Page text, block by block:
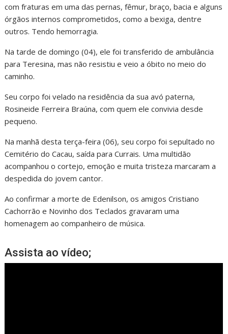
com fraturas em uma das pernas, fêmur, braço, bacia e alguns
órgãos internos comprometidos, como a bexiga, dentre
outros. Tendo hemorragia.
Na tarde de domingo (04), ele foi transferido de ambulância
para Teresina, mas não resistiu e veio a óbito no meio do
caminho.
Seu corpo foi velado na residência da sua avó paterna,
Rosineide Ferreira Braúna, com quem ele convivia desde
pequeno.
Na manhã desta terça-feira (06), seu corpo foi sepultado no
Cemitério do Cacau, saída para Currais. Uma multidão
acompanhou o cortejo, emoção e muita tristeza marcaram a
despedida do jovem cantor.
Ao confirmar a morte de Edenilson, os amigos Cristiano
Cachorrão e Novinho dos Teclados gravaram uma
homenagem ao companheiro de música.
Assista ao vídeo;